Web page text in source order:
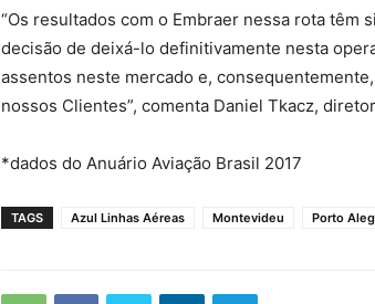
“Os resultados com o Embraer nessa rota têm
decisão de deixá-lo definitivamente nesta
assentos neste mercado e,
nossos Clientes”, comenta Daniel Tkacz,
*dados do Anuário Aviação Brasil 2017
TAGS Azul Linhas Aéreas Montevideu Porto